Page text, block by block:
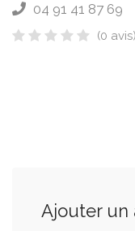
04 91 41 87 69
(0 avis)
Ajouter un